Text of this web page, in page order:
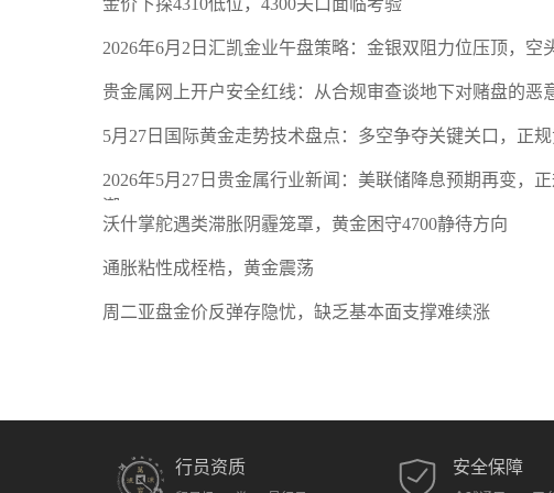
金价下探4310低位，4300关口面临考验
2026年6月2日汇凯金业午盘策略：金银双阻力位压顶，空
贵金属网上开户安全红线：从合规审查谈地下对赌盘的恶
5月27日国际黄金走势技术盘点：多空争夺关键关口，正
2026年5月27日贵金属行业新闻：美联储降息预期再变，
潮
沃什掌舵遇类滞胀阴霾笼罩，黄金困守4700静待方向
通胀粘性成桎梏，黄金震荡
周二亚盘金价反弹存隐忧，缺乏基本面支撑难续涨
行员资质 安全保障